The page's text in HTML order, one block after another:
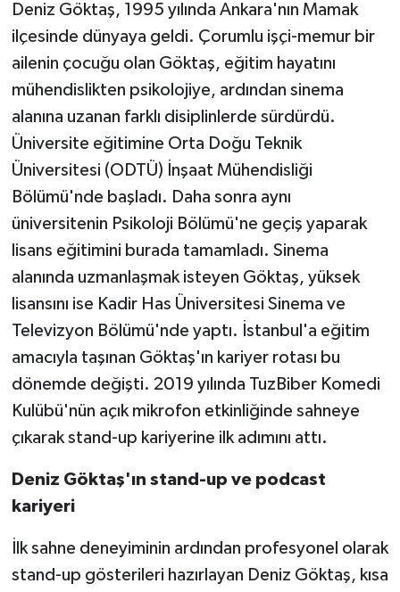
Deniz Göktaş, 1995 yılında Ankara'nın Mamak
ilçesinde dünyaya geldi. Çorumlu işçi-memur bir
ailenin çocuğu olan Göktaş, eğitim hayatını
mühendislikten psikolojiye, ardından sinema
alanına uzanan farklı disiplinlerde sürdürdü.
Üniversite eğitimine Orta Doğu Teknik
Üniversitesi (ODTÜ) İnşaat Mühendisliği
Bölümü'nde başladı. Daha sonra aynı
üniversitenin Psikoloji Bölümü'ne geçiş yaparak
lisans eğitimini burada tamamladı. Sinema
alanında uzmanlaşmak isteyen Göktaş, yüksek
lisansını ise Kadir Has Üniversitesi Sinema ve
Televizyon Bölümü'nde yaptı. İstanbul'a eğitim
amacıyla taşınan Göktaş'ın kariyer rotası bu
dönemde değişti. 2019 yılında TuzBiber Komedi
Kulübü'nün açık mikrofon etkinliğinde sahneye
çıkarak stand-up kariyerine ilk adımını attı.
Deniz Göktaş'ın stand-up ve podcast
kariyeri
İlk sahne deneyiminin ardından profesyonel olarak
stand-up gösterileri hazırlayan Deniz Göktaş, kısa
Yaşam
KAHRAMANMARAŞ